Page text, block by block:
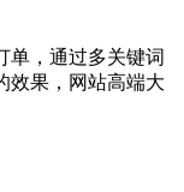
单，通过多关键词
效果，网站高端大